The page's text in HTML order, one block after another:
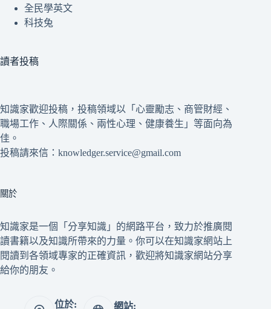
全民學英文
科技兔
讀者投稿
知識家歡迎投稿，投稿領域以「心靈勵志、商管財經、
職場工作、人際關係、兩性心理、健康養生」等面向為
佳。
投稿請來信：knowledger.service@gmail.com
關於
知識家是一個「分享知識」的網路平台，致力於推廣閱
讀書籍以及知識所帶來的力量。你可以在知識家網站上
閱讀到各領域專家的正確資訊，歡迎將知識家網站分享
給你的朋友。
位於: 網站: